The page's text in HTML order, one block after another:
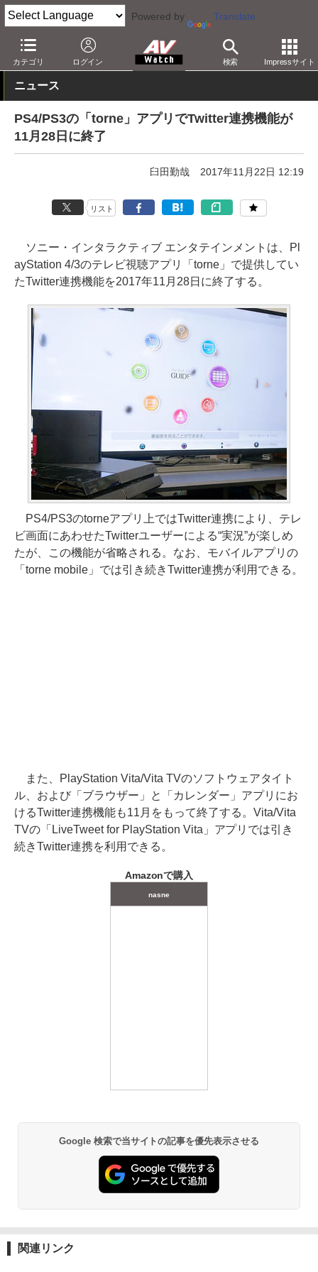
Powered by Translate
カテゴリ ログイン 検索 Impressサイト
AV Watch 製品 アプリ/ソフトウェア
ニュース
PS4/PS3の「torne」アプリでTwitter連携機能が
11月28日に終了
臼田勤哉 2017年11月22日 12:19
リスト
ソニー・インタラクティブ エンタテインメントは、Pl
ayStation 4/3のテレビ視聴アプリ「torne」で提供してい
たTwitter連携機能を2017年11月28日に終了する。
PS4/PS3のtorneアプリ上ではTwitter連携により、テレ
ビ画面にあわせたTwitterユーザーによる“実況”が楽しめ
たが、この機能が省略される。なお、モバイルアプリの
「torne mobile」では引き続きTwitter連携が利用できる。
また、PlayStation Vita/Vita TVのソフトウェアタイト
ル、および「ブラウザー」と「カレンダー」アプリにお
けるTwitter連携機能も11月をもって終了する。Vita/Vita
TVの「LiveTweet for PlayStation Vita」アプリでは引き
続きTwitter連携を利用できる。
Amazonで購入
nasne
Google 検索で当サイトの記事を優先表示させる
関連リンク